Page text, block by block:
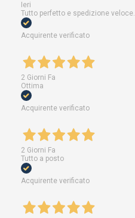
Ieri
Tutto perfetto e spedizione veloce.
Acquirente verificato
2 Giorni Fa
Ottima
Acquirente verificato
2 Giorni Fa
Tutto a posto
Acquirente verificato